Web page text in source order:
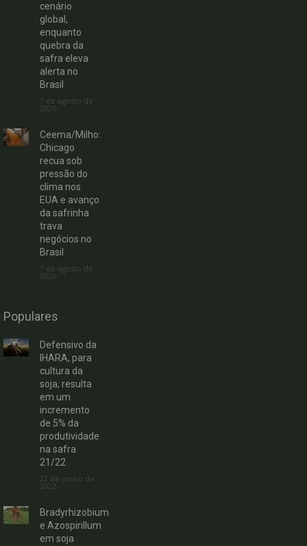
cenário
global,
enquanto
quebra da
safra eleva
alerta no
Brasil
7 de agosto de
2026
Ceema/Milho:
Chicago
recua sob
pressão do
clima nos
EUA e avanço
da safrinha
trava
negócios no
Brasil
7 de agosto de
2026
Populares
Defensivo da
IHARA, para
cultura da
soja, resulta
em um
incremento
de 5% da
produtividade
na safra
21/22
22 de junho de
2022
Bradyrhizobium
e Azospirillum
em soja